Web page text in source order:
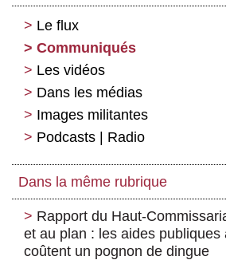
Le flux
Communiqués
Les vidéos
Dans les médias
Images militantes
Podcasts | Radio
Dans la même rubrique
Rapport du Haut-
et au plan : les aides publiques
coûtent un pognon de dingue